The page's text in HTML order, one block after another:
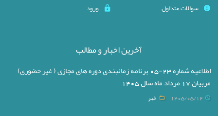
سوالات متداول
ورود
آخرین اخبار و مطالب
اطلاعیه شماره 23-05 برنامه زمانبندی دوره های مجازی ( غیر حضوری)
مربیان 17 مرداد ماه سال 1405
1405/05/12 خبر